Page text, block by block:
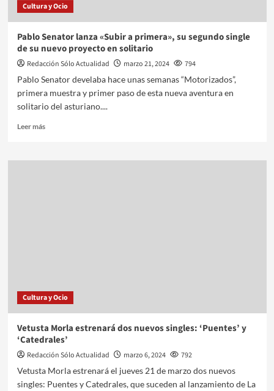
Cultura y Ocio
Pablo Senator lanza «Subir a primera», su segundo single
de su nuevo proyecto en solitario
Redacción Sólo Actualidad marzo 21, 2024
794
Pablo Senator develaba hace unas semanas “Motorizados”,
primera muestra y primer paso de esta nueva aventura en
solitario del asturiano....
Leer más
Cultura y Ocio
Vetusta Morla estrenará dos nuevos singles: ‘Puentes’ y
‘Catedrales’
Redacción Sólo Actualidad marzo 6, 2024
792
Vetusta Morla estrenará el jueves 21 de marzo dos nuevos
singles: Puentes y Catedrales, que suceden al lanzamiento de La